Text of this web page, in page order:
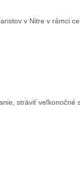
v Nitre v rámci
stráviť veľkonočné